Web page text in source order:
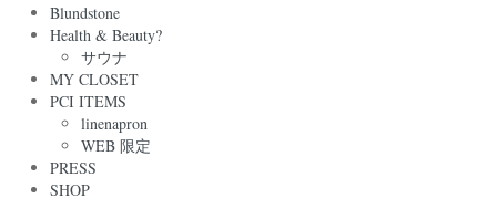
Blundstone
Health & Beauty?
サウナ
MY CLOSET
PCI ITEMS
linenapron
WEB 限定
PRESS
SHOP